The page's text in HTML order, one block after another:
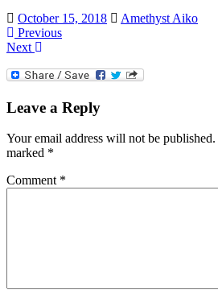
October 15, 2018
Amethyst Aiko
Previous
Next
Leave a Reply
Your email address will not be published.
marked *
Comment *